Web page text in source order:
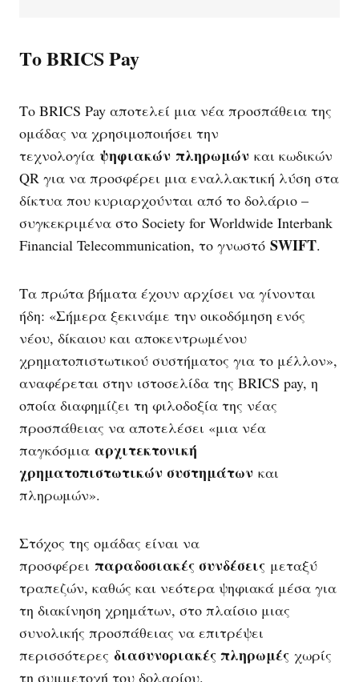
Το BRICS Pay
Το BRICS Pay αποτελεί μια νέα προσπάθεια της
ομάδας να χρησιμοποιήσει την
τεχνολογία ψηφιακών πληρωμών και κωδικών
QR για να προσφέρει μια εναλλακτική λύση στα
δίκτυα που κυριαρχούνται από το δολάριο –
συγκεκριμένα στο Society for Worldwide Interbank
Financial Telecommunication, το γνωστό SWIFT.
Τα πρώτα βήματα έχουν αρχίσει να γίνονται
ήδη: «Σήμερα ξεκινάμε την οικοδόμηση ενός
νέου, δίκαιου και αποκεντρωμένου
χρηματοπιστωτικού συστήματος για το μέλλον»,
αναφέρεται στην ιστοσελίδα της BRICS pay, η
οποία διαφημίζει τη φιλοδοξία της νέας
προσπάθειας να αποτελέσει «μια νέα
παγκόσμια αρχιτεκτονική
χρηματοπιστωτικών συστημάτων και
πληρωμών».
Στόχος της ομάδας είναι να
προσφέρει παραδοσιακές συνδέσεις μεταξύ
τραπεζών, καθώς και νεότερα ψηφιακά μέσα για
τη διακίνηση χρημάτων, στο πλαίσιο μιας
συνολικής προσπάθειας να επιτρέψει
περισσότερες διασυνοριακές πληρωμές χωρίς
τη συμμετοχή του δολαρίου.